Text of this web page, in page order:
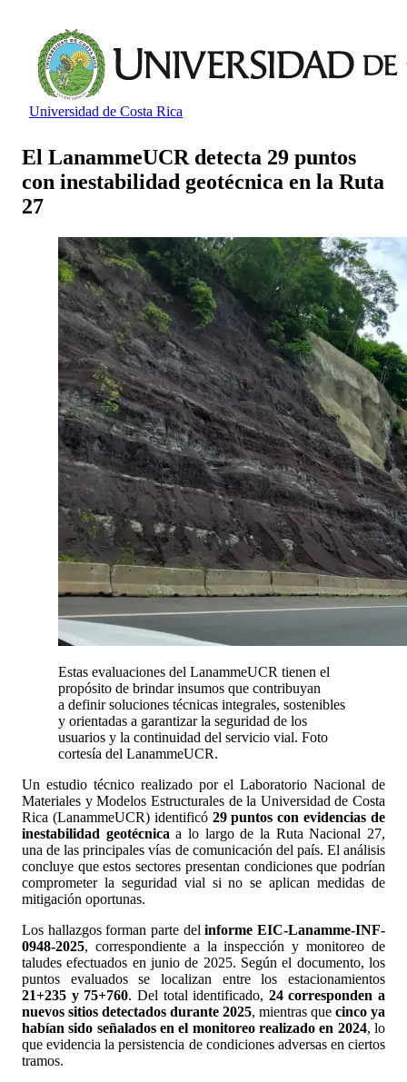
Universidad de Costa Rica
El LanammeUCR detecta 29 puntos
con inestabilidad geotécnica en la Ruta
27
Estas evaluaciones del LanammeUCR tienen el
propósito de brindar insumos que contribuyan
a definir soluciones técnicas integrales, sostenibles
y orientadas a garantizar la seguridad de los
usuarios y la continuidad del servicio vial. Foto
cortesía del LanammeUCR.
Un estudio técnico realizado por el Laboratorio Nacional de
Materiales y Modelos Estructurales de la Universidad de Costa
Rica (LanammeUCR) identificó 29 puntos con evidencias de
inestabilidad geotécnica a lo largo de la Ruta Nacional 27,
una de las principales vías de comunicación del país. El análisis
concluye que estos sectores presentan condiciones que podrían
comprometer la seguridad vial si no se aplican medidas de
mitigación oportunas.
Los hallazgos forman parte delinforme EIC-Lanamme-INF-
0948-2025, correspondiente a la inspección y monitoreo de
taludes efectuados en junio de 2025. Según el documento, los
puntos evaluados se localizan entre los estacionamientos
21+235 y 75+760. Del total identificado, 24 corresponden a
nuevos sitios detectados durante 2025, mientras que cinco ya
habían sido señalados en el monitoreo realizado en 2024, lo
que evidencia la persistencia de condiciones adversas en ciertos
tramos.